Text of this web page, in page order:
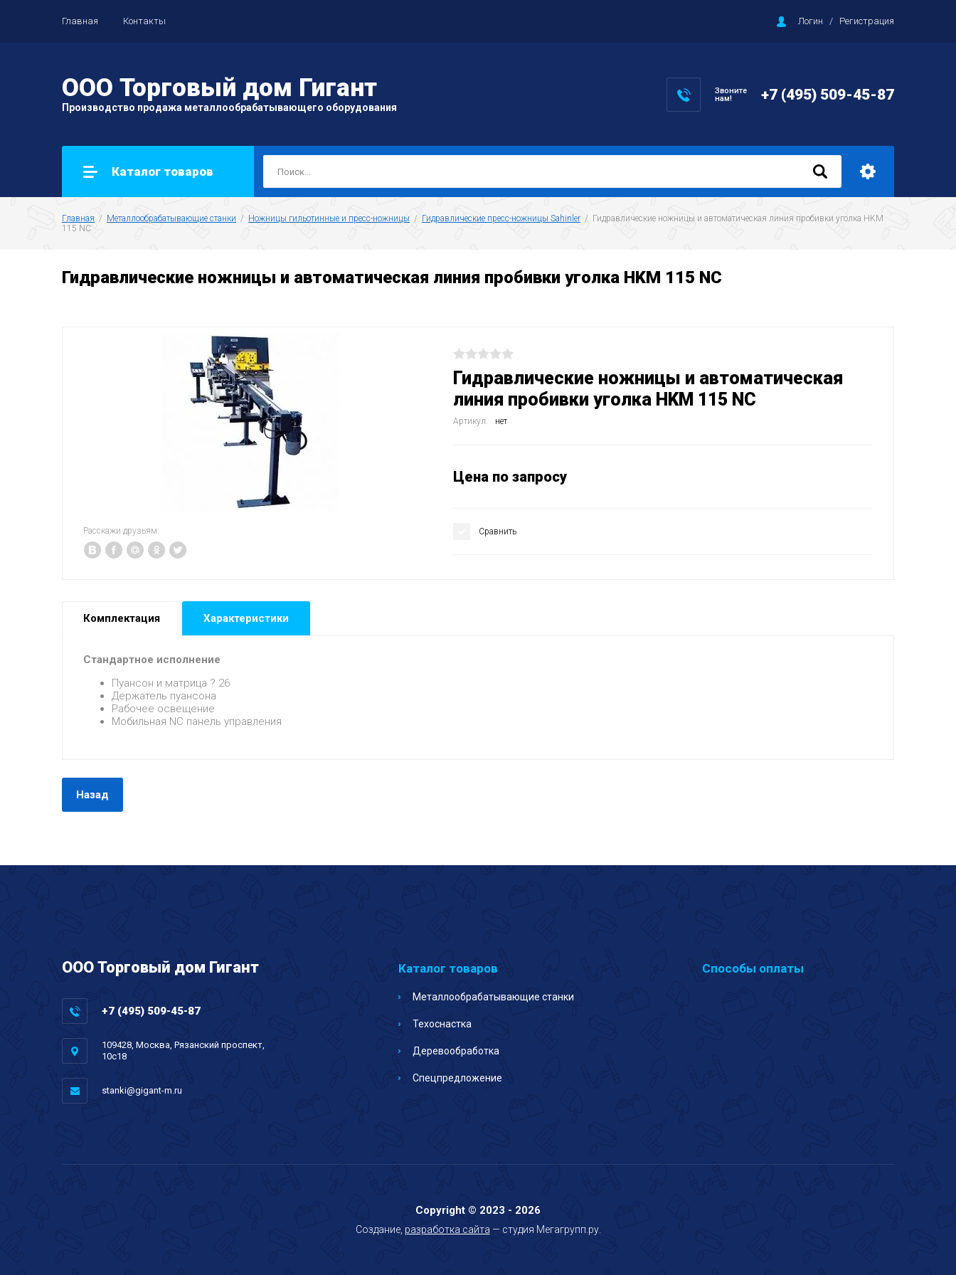
Главная Контакты Логин / Регистрация
ООО Торговый дом Гигант
Производство продажа металлообрабатывающего оборудования
Звоните
нам!
+7 (495) 509-45-87
Каталог товаров
Главная
  /
Металлообрабатывающие станки
  /
﻿Ножницы гильотинные и пресс-ножницы
  /
Гидравлические пресс-ножницы Sahinler
  /  Гидравлические ножницы и автоматическая линия пробивки уголка HKM
115 NC
Гидравлические ножницы и автоматическая линия пробивки уголка HKM 115 NC
Расскажи друзьям:
Гидравлические ножницы и автоматическая
линия пробивки уголка HKM 115 NC
Артикул: нет
Цена по запросу
Сравнить
Комплектация Характеристики
Стандартное исполнение
Пуансон и матрица ? 26
Держатель пуансона
Рабочее освещение
Мобильная NC панель управления
Назад
ООО Торговый дом Гигант
+7 (495) 509-45-87
109428, Москва, Рязанский проспект,
10с18
stanki@gigant-m.ru
Каталог товаров
Металлообрабатывающие станки
Техоснастка
Деревообработка
Спецпредложение
Способы оплаты
Copyright © 2023 - 2026
Создание, разработка сайта — студия Мегагрупп.ру.